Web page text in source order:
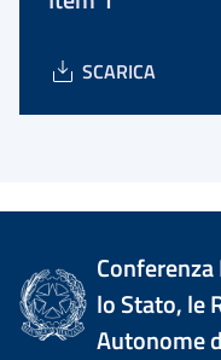
SCARICA
lo Stato, le
Autonome